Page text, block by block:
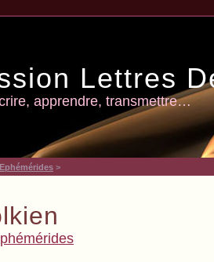
Lettres
apprendre, transmettre…
Ephémérides >